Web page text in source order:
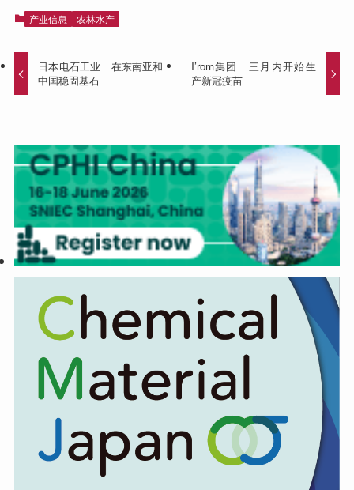
产业信息 农林水产
日本电石工业 在东南亚和
中国稳固基石
I’rom集团 三月内开始生
产新冠疫苗